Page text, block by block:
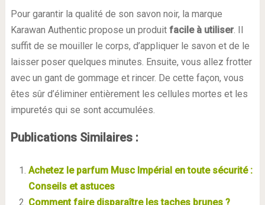
Pour garantir la qualité de son savon noir, la marque
Karawan Authentic propose un produit facile à utiliser. Il
suffit de se mouiller le corps, d’appliquer le savon et de le
laisser poser quelques minutes. Ensuite, vous allez frotter
avec un gant de gommage et rincer. De cette façon, vous
êtes sûr d’éliminer entièrement les cellules mortes et les
impuretés qui se sont accumulées.
Publications Similaires :
Achetez le parfum Musc Impérial en toute sécurité :
Conseils et astuces
Comment faire disparaître les taches brunes ?